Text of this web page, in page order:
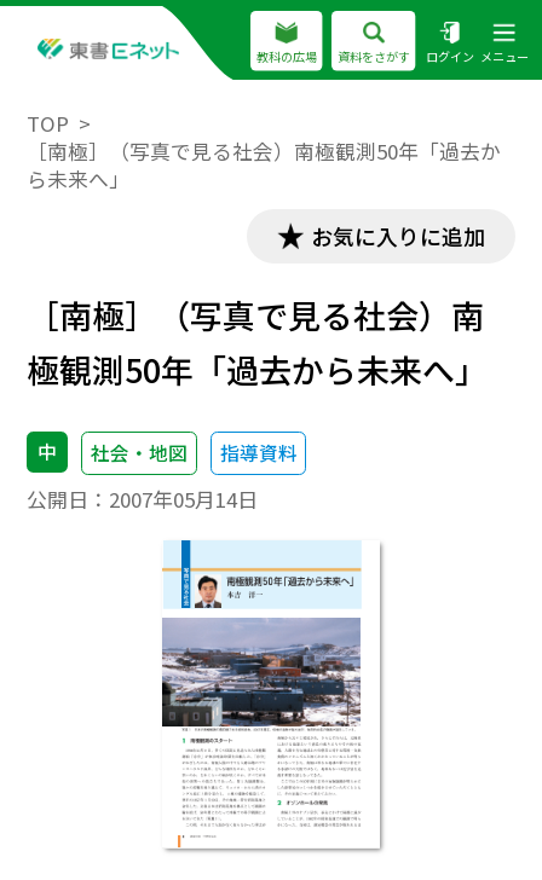
教科の広場 資料をさがす ログイン メニュー
TOP
［南極］（写真で見る社会）南極観測50年「過去か
ら未来へ」
お気に入りに追加
［南極］（写真で見る社会）南
極観測50年「過去から未来へ」
中 社会・地図 指導資料
公開日： 2007年05月14日